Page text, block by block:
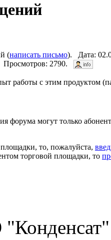
(написать письмо). Дата:
2790.
работы с этим продуктом
форума могут только
то, пожалуйста,
торговой площадки, то